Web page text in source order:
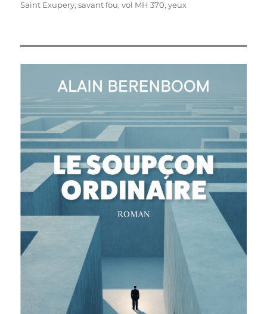
Saint Exupery,savant fou,vol MH 370,yeux